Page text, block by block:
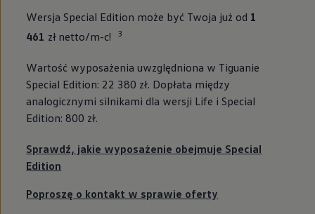
Wersja Special Edition może być Twoja już od 1
461 zł netto/m-c! 3
Wartość wyposażenia uwzględniona w Tiguanie
Special Edition: 22 380 zł. Dopłata między
analogicznymi silnikami dla wersji Life i Special
Edition: 800 zł.
Sprawdź, jakie wyposażenie obejmuje Special
Edition
Poproszę o kontakt w sprawie oferty